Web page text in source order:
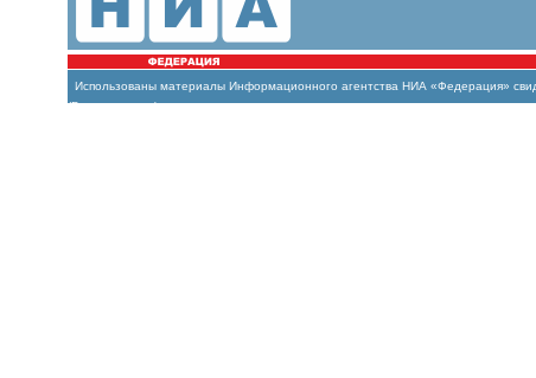
Использованы материалы Информационного агентства НИА «Федерация»
(Роскомнадзор)